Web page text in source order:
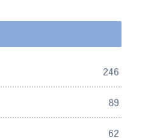
246
89
62